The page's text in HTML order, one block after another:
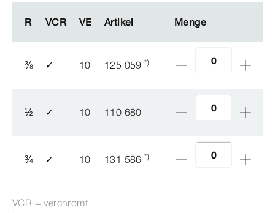
R VCR VE Artikel Menge
R VCR VE Artikel Menge
⅜ ✓ 10 125 059 *)
½ ✓ 10 110 680
¾ ✓ 10 131 586 *)
VCR = verchromt